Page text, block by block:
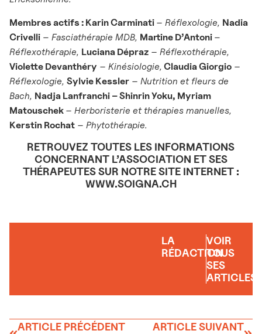
Membres actifs : Karin Carminati – Réflexologie, Nadia
Crivelli – Fasciathérapie MDB, Martine D’Antoni –
Réflexothérapie, Luciana Dépraz – Réflexothérapie,
Violette Devanthéry – Kinésiologie, Claudia Giorgio –
Réflexologie, Sylvie Kessler – Nutrition et fleurs de
Bach, Nadja Lanfranchi – Shinrin Yoku, Myriam
Matouschek – Herboristerie et thérapies manuelles,
Kerstin Rochat – Phytothérapie.
RETROUVEZ TOUTES LES INFORMATIONS
CONCERNANT L’ASSOCIATION ET SES
THÉRAPEUTES SUR NOTRE SITE INTERNET :
WWW.SOIGNA.CH
LA
RÉDACTION
VOIR
TOUS
SES
ARTICLES
ARTICLE PRÉCÉDENT ARTICLE SUIVANT